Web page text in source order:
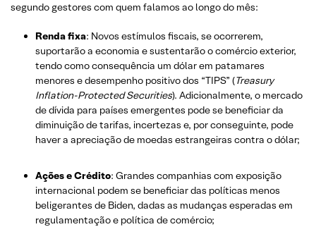
segundo gestores com quem falamos ao longo do mês:
Renda fixa: Novos estímulos fiscais, se ocorrerem,
suportarão a economia e sustentarão o comércio exterior,
tendo como consequência um dólar em patamares
menores e desempenho positivo dos “TIPS” (Treasury
Inflation-Protected Securities). Adicionalmente, o mercado
de dívida para países emergentes pode se beneficiar da
diminuição de tarifas, incertezas e, por conseguinte, pode
haver a apreciação de moedas estrangeiras contra o dólar;
Ações e Crédito: Grandes companhias com exposição
internacional podem se beneficiar das políticas menos
beligerantes de Biden, dadas as mudanças esperadas em
regulamentação e política de comércio;